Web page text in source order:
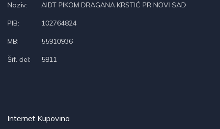
Naziv: AIDT PIKOM DRAGANA KRSTIĆ PR NOVI SAD
PIB: 102764824
MB: 55910936
Šif. del: 5811
Internet Kupovina